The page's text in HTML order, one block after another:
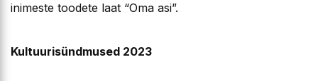
inimeste toodete laat “Oma asi”.
Kultuurisündmused 2023